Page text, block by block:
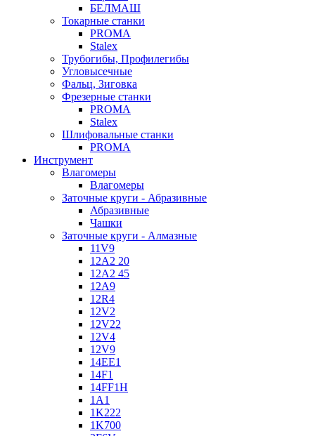
БЕЛМАШ
Токарные станки
PROMA
Stalex
Трубогибы, Профилегибы
Угловысечные
Фальц, Зиговка
Фрезерные станки
PROMA
Stalex
Шлифовальные станки
PROMA
Инструмент
Влагомеры
Влагомеры
Заточные круги - Абразивные
Абразивные
Чашки
Заточные круги - Алмазные
11V9
12A2 20
12A2 45
12A9
12R4
12V2
12V22
12V4
12V9
14EE1
14F1
14FF1H
1A1
1K222
1K700